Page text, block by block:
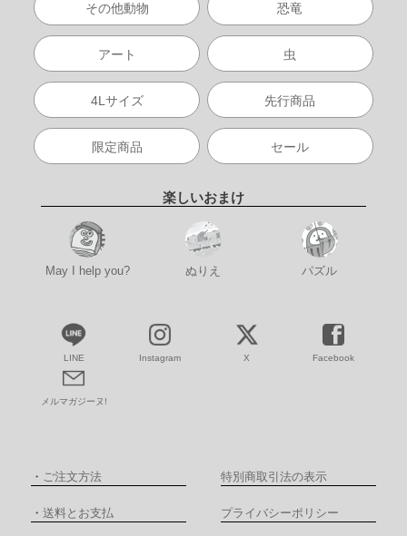
その他動物 恐竜
アート 虫
4Lサイズ 先行商品
限定商品 セール
楽しいおまけ
May I help you? ぬりえ パズル
LINE Instagram X Facebook
メルマガジーヌ!
・ ご注文方法 特別商取引法の表示
・ 送料とお支払 プライバシーポリシー